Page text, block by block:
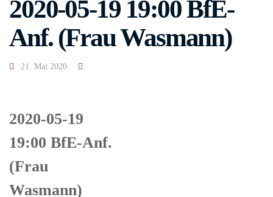
2020-05-19 19:00 BfE-
Anf. (Frau Wasmann)
21. Mai 2020
2020-05-19
19:00 BfE-Anf.
(Frau
Wasmann)